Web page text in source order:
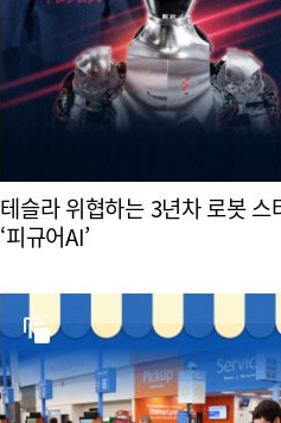
테슬라 위협하는 3년차 로봇 스
‘피규어AI’